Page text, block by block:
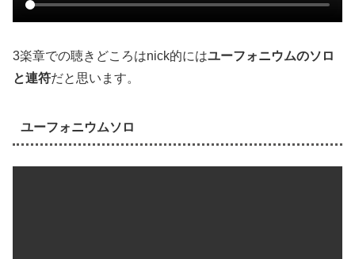
3楽章での聴きどころはnick的にはユーフォニウムのソロ
と連符だと思います。
ユーフォニウムソロ